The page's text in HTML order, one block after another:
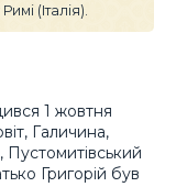
(Італія).
1 жовтня
Галичина,
Григорій був